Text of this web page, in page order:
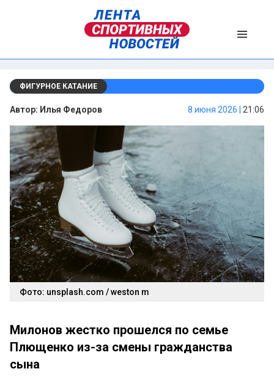
ФИГУРНОЕ КАТАНИЕ
Автор: Илья Федоров 8 июня 2026 | 21:06
Фото: unsplash.com / weston m
Милонов жестко прошелся по семье
Плющенко из-за смены гражданства
сына